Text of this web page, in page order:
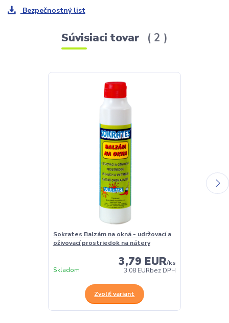
Bezpečnostný list
Súvisiaci tovar 2
Sokrates Balzám na okná - udržovací a
oživovací prostriedok na nátery
3,79 EUR/ks
3,08 EURbez DPH
Skladom
Zvoliť variant